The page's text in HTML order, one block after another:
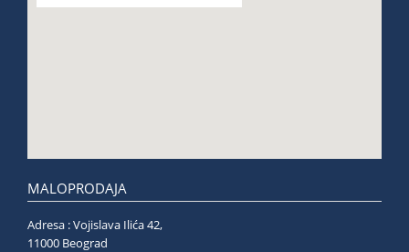
MALOPRODAJA
Adresa : Vojislava Ilića 42,
11000 Beograd